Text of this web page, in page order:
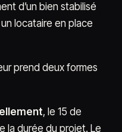
d’un bien stabilisé
locataire en place
prend deux formes
, le 15 de
la durée du projet. Le